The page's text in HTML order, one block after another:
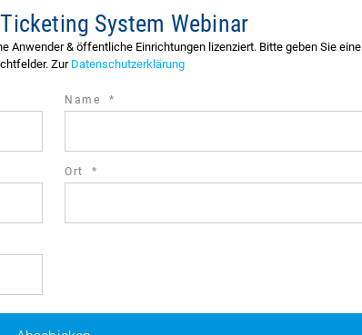
System Webinar
Anwender & öffentliche Einrichtungen lizenziert. Bitte geben Sie eine
Zur Datenschutzerklärung
Name *
Ort *